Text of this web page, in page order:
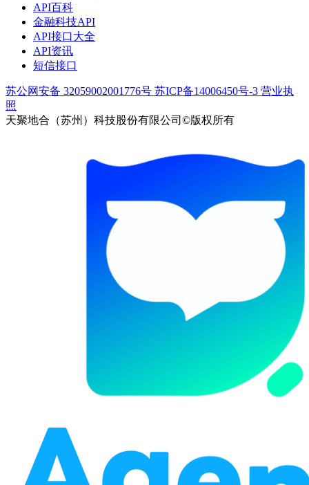
API百科
金融科技API
API接口大全
API资讯
短信接口
苏公网安备 32059002001776号 苏ICP备14006450号-3 营业执
照
天聚地合（苏州）科技股份有限公司©版权所有